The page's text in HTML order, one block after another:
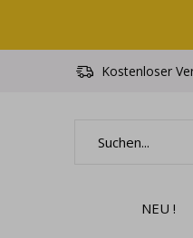
NEU !
Kostenloser